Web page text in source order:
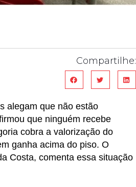
Compartilhe:
alegam que não estão
que ninguém recebe
cobra a valorização do
ganha acima do piso. O
Costa, comenta essa situação